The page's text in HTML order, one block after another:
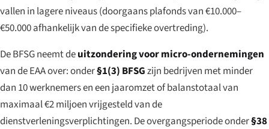
vallen in lagere niveaus (doorgaans plafonds van €10.000–
€50.000 afhankelijk van de specifieke overtreding).
De BFSG neemt deuitzondering voor micro-ondernemingen
van de EAA over: onder§1(3) BFSGzijn bedrijven met minder
dan 10 werknemers en een jaaromzet of balanstotaal van
maximaal €2 miljoen vrijgesteld van de
dienstverleningsverplichtingen. De overgangsperiode onder§38